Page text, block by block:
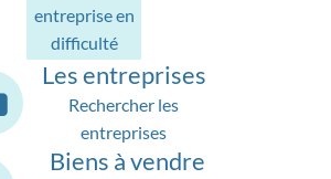
entreprise en
difficulté
Les entreprises
Rechercher les
entreprises
Biens à vendre